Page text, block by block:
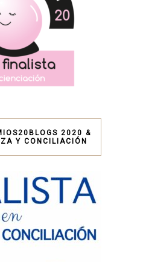
2020 &
Y CONCILIACIÓN